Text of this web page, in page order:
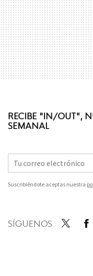
RECIBE "IN/OUT",
SEMANAL
Suscribiéndote aceptas nuestra
SÍGUENOS